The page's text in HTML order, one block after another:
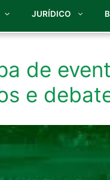
JURÍDICO
de
e